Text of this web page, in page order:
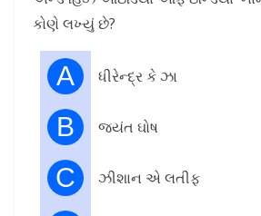
કોણે લખ્યું છે?
A ધીરેન્દ્ર કે ઝા
B જયંત ઘોષ
C ઝીશાન એ લતીફ